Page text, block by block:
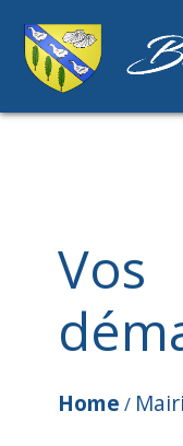
Vos
Home /